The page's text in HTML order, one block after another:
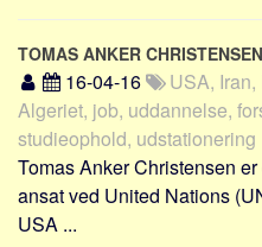
TOMAS ANKER CHRISTENSEN
16-04-16
USA, Iran,
Algeriet, job, uddannelse,
studieophold, udstationering
Tomas Anker Christensen
ansat ved United Nations
USA ...